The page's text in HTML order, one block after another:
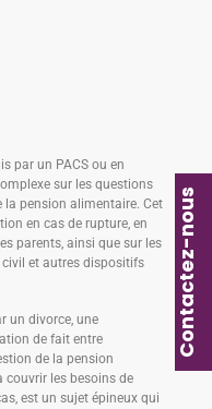
Contactez-nous
par un PACS ou en
sur les questions
pension alimentaire. Cet
en cas de rupture, en
parents, ainsi que sur les
civil et autres dispositifs
un divorce, une
de fait entre
de la pension
couvrir les besoins de
est un sujet épineux qui